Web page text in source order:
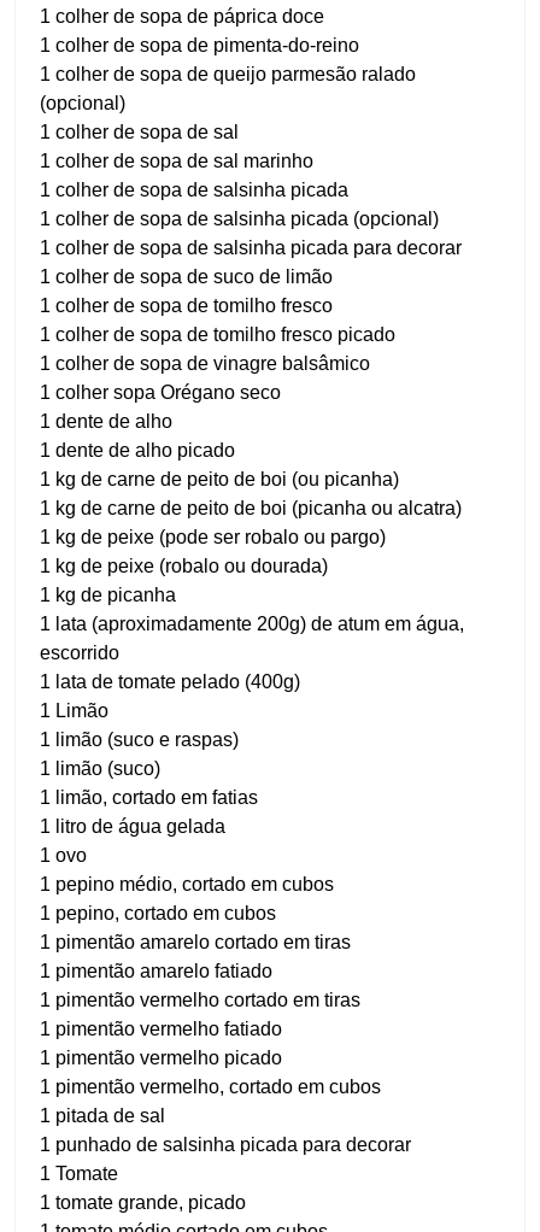
1 colher de sopa de páprica doce
1 colher de sopa de pimenta-do-reino
1 colher de sopa de queijo parmesão ralado
(opcional)
1 colher de sopa de sal
1 colher de sopa de sal marinho
1 colher de sopa de salsinha picada
1 colher de sopa de salsinha picada (opcional)
1 colher de sopa de salsinha picada para decorar
1 colher de sopa de suco de limão
1 colher de sopa de tomilho fresco
1 colher de sopa de tomilho fresco picado
1 colher de sopa de vinagre balsâmico
1 colher sopa Orégano seco
1 dente de alho
1 dente de alho picado
1 kg de carne de peito de boi (ou picanha)
1 kg de carne de peito de boi (picanha ou alcatra)
1 kg de peixe (pode ser robalo ou pargo)
1 kg de peixe (robalo ou dourada)
1 kg de picanha
1 lata (aproximadamente 200g) de atum em água,
escorrido
1 lata de tomate pelado (400g)
1 Limão
1 limão (suco e raspas)
1 limão (suco)
1 limão, cortado em fatias
1 litro de água gelada
1 ovo
1 pepino médio, cortado em cubos
1 pepino, cortado em cubos
1 pimentão amarelo cortado em tiras
1 pimentão amarelo fatiado
1 pimentão vermelho cortado em tiras
1 pimentão vermelho fatiado
1 pimentão vermelho picado
1 pimentão vermelho, cortado em cubos
1 pitada de sal
1 punhado de salsinha picada para decorar
1 Tomate
1 tomate grande, picado